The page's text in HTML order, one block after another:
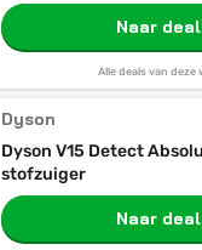
Naar deal
Alle deals van deze
Dyson
Dyson V15 Detect
stofzuiger
Naar deal